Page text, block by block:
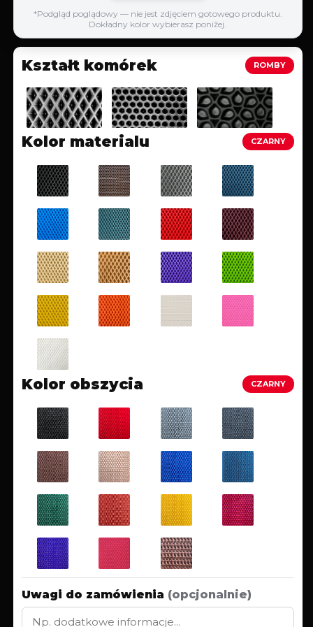
*Podgląd poglądowy — nie jest zdjęciem gotowego produktu.
Dokładny kolor wybierasz poniżej.
Kształt komórek ROMBY
Kolor materialu CZARNY
Kolor obszycia CZARNY
Uwagi do zamówienia